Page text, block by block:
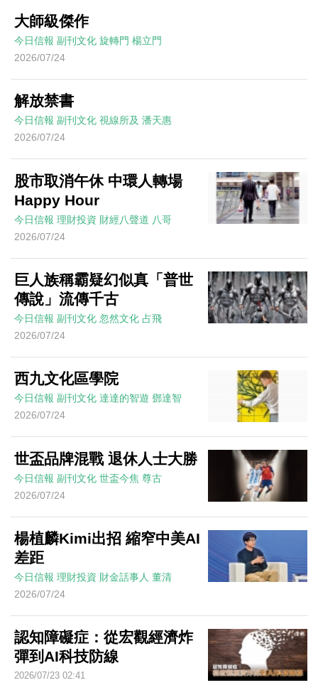
大師級傑作
今日信報 副刊文化 旋轉門 楊立門
2026/07/24
解放禁書
今日信報 副刊文化 視線所及 潘天惠
2026/07/24
股市取消午休 中環人轉場
Happy Hour
今日信報 理財投資 財經八聲道 八哥
2026/07/24
巨人族稱霸疑幻似真「普世
傳說」流傳千古
今日信報 副刊文化 忽然文化 占飛
2026/07/24
西九文化區學院
今日信報 副刊文化 達達的智遊 鄧達智
2026/07/24
世盃品牌混戰 退休人士大勝
今日信報 副刊文化 世盃今焦 尊古
2026/07/24
楊植麟Kimi出招 縮窄中美AI
差距
今日信報 理財投資 財金話事人 董清
2026/07/24
認知障礙症：從宏觀經濟炸
彈到AI科技防線
2026/07/23 02:41